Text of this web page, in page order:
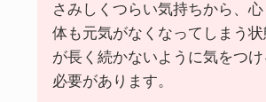
さみしくつらい気持ちから、心
体も元気がなくなってしまう
が長く続かないように気をつけ
必要があります。